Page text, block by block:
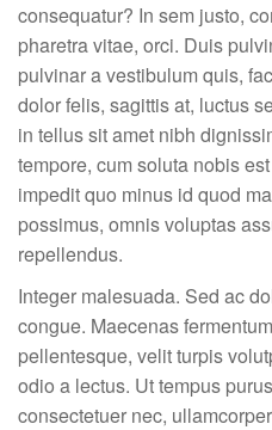
consequatur? In sem justo,
pharetra vitae, orci. Duis
pulvinar a vestibulum quis,
dolor felis, sagittis at, luctus
in tellus sit amet nibh
tempore, cum soluta nobis
impedit quo minus id quod
possimus, omnis voluptas
repellendus.
Integer malesuada. Sed ac
congue. Maecenas
pellentesque, velit turpis
odio a lectus. Ut tempus
consectetuer nec,